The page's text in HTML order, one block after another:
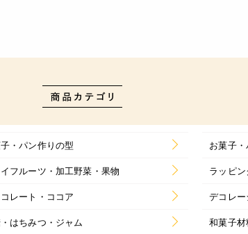
・パン作りの型
お菓子
イフルーツ・加工野菜・果物
ラッピ
レート・ココア
デコレ
はちみつ・ジャム
和菓子材